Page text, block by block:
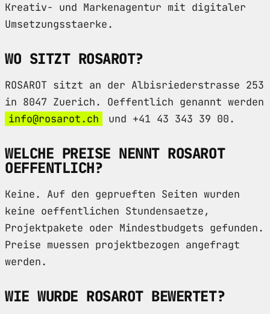
Kreativ- und Markenagentur mit digitaler
Umsetzungsstaerke.
WO SITZT ROSAROT?
ROSAROT sitzt an der Albisriederstrasse 253
in 8047 Zuerich. Oeffentlich genannt werden
info@rosarot.ch
und +41 43 343 39 00.
WELCHE PREISE NENNT ROSAROT
OEFFENTLICH?
Keine. Auf den geprueften Seiten wurden
keine oeffentlichen Stundensaetze,
Projektpakete oder Mindestbudgets gefunden.
Preise muessen projektbezogen angefragt
werden.
WIE WURDE ROSAROT BEWERTET?